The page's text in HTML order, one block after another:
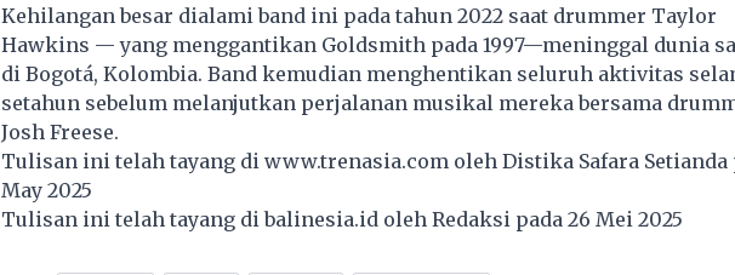
Kehilangan besar dialami band ini pada tahun 2022 saat drummer Taylor
Hawkins — yang menggantikan Goldsmith pada 1997—meninggal dunia
di Bogotá, Kolombia. Band kemudian menghentikan seluruh aktivitas
setahun sebelum melanjutkan perjalanan musikal mereka bersama
Josh Freese.
Tulisan ini telah tayang di www.trenasia.com oleh Distika Safara Setianda
May 2025
Tulisan ini telah tayang dibalinesia.id oleh Redaksi pada 26 Mei 2025